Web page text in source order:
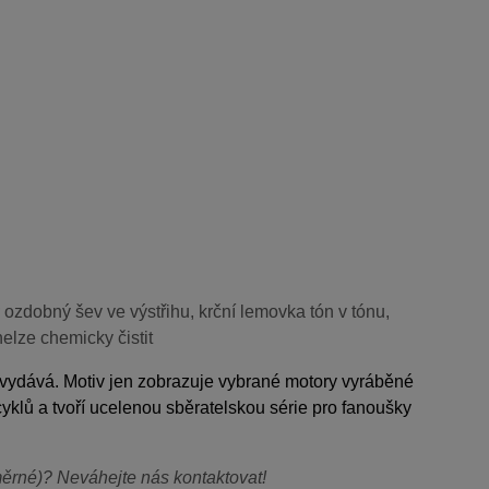
šev ve výstřihu, krční lemovka tón v tónu,
chemicky čistit
Motiv jen zobrazuje vybrané motory vyráběné
a tvoří ucelenou sběratelskou série pro fanoušky
Neváhejte nás kontaktovat!